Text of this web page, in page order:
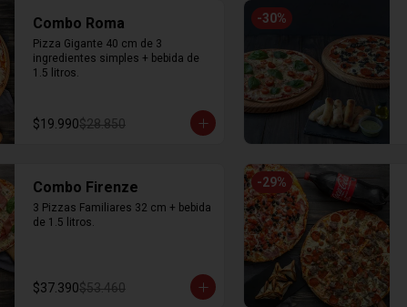
Combo Roma
Pizza Gigante 40 cm de 3
ingredientes simples + bebida de
1.5 litros.
$19.990$28.850
-30%
Combo Firenze
3 Pizzas Familiares 32 cm + bebida
de 1.5 litros.
$37.390$53.460
-29%